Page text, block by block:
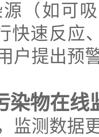
（如可
快速反应
户提出预
染物在线
监测数据